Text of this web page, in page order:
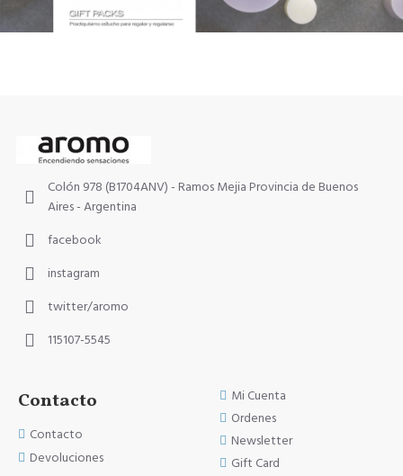
Colón 978 (B1704ANV) - Ramos Mejia Provincia de Buenos
Aires - Argentina
facebook
instagram
twitter/aromo
115107-5545
Contacto
Contacto
Devoluciones
Mi Cuenta
Ordenes
Newsletter
Gift Card